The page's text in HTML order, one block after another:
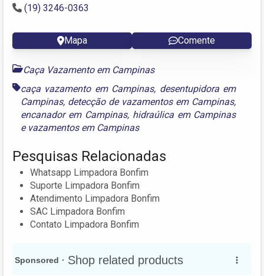
(19) 3246-0363
Mapa Comente
Caça Vazamento em Campinas
caça vazamento em Campinas, desentupidora em
Campinas, detecção de vazamentos em Campinas,
encanador em Campinas, hidraúlica em Campinas
e vazamentos em Campinas
Pesquisas Relacionadas
Whatsapp Limpadora Bonfim
Suporte Limpadora Bonfim
Atendimento Limpadora Bonfim
SAC Limpadora Bonfim
Contato Limpadora Bonfim